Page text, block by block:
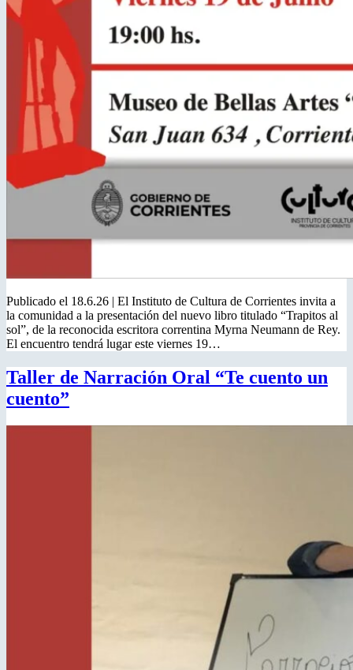
Publicado el 18.6.26 | El Instituto de Cultura de Corrientes invita a
la comunidad a la presentación del nuevo libro titulado “Trapitos al
sol”, de la reconocida escritora correntina Myrna Neumann de Rey.
El encuentro tendrá lugar este viernes 19…
Taller de Narración Oral “Te cuento un
cuento”